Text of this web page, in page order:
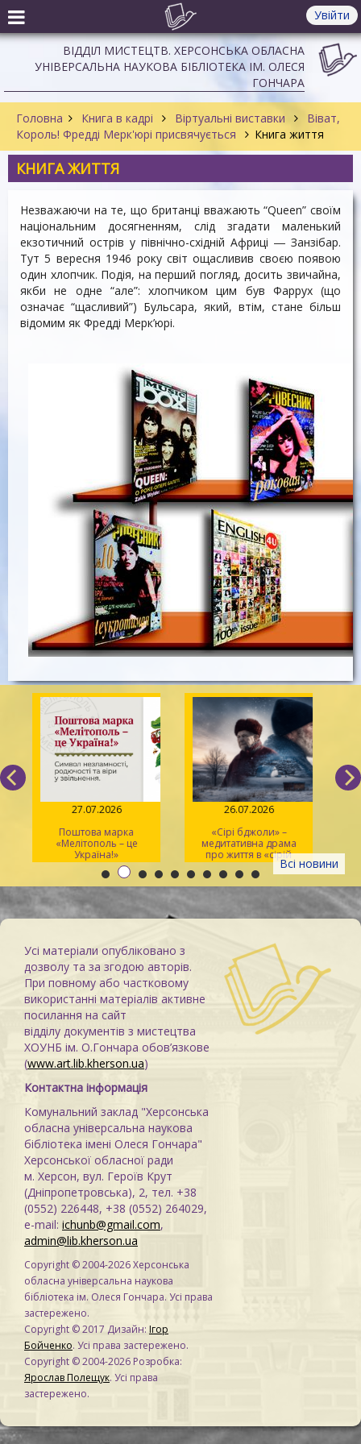
Увійти
ВІДДІЛ МИСТЕЦТВ. ХЕРСОНСЬКА ОБЛАСНА
УНІВЕРСАЛЬНА НАУКОВА БІБЛІОТЕКА ІМ. ОЛЕСЯ
ГОНЧАРА
Головна Книга в кадрі Віртуальні виставки
Віват,
Король! Фредді Мерк'юрі присвячується
Книга життя
КНИГА ЖИТТЯ
Незважаючи на те, що британці вважають “Queen” своїм
національним досягненням, слід згадати маленький
екзотичний острів у північно-східній Африці ― Занзібар.
Тут 5 вересня 1946 року світ ощасливив своєю появою
один хлопчик. Подія, на перший погляд, досить звичайна,
якби не одне “але”: хлопчиком цим був Фаррух (що
означає “щасливий”) Бульсара, який, втім, стане більш
відомим як Фредді Мерк’юрі.
Всі новини
27.07.2026
Поштова марка
«Мелітополь – це
Україна!»
26.07.2026
«Сірі бджоли» –
медитативна драма
про життя в «сірій
зоні»
Усі матеріали опубліковано з
дозволу та за згодою авторів.
При повному або частковому
використанні матеріалів активне
посилання на сайт
відділу документів з мистецтва
ХОУНБ ім. О.Гончара обов’язкове
(www.art.lib.kherson.ua)
Контактна інформація
Комунальний заклад "Херсонська
обласна універсальна наукова
бібліотека імені Олеся Гончара"
Херсонської обласної ради
м. Херсон, вул. Героїв Крут
(Дніпропетровська), 2, тел. +38
(0552) 226448, +38 (0552) 264029,
e-mail: ichunb@gmail.com,
admin@lib.kherson.ua
Copyright © 2004-2026 Херсонська
обласна універсальна наукова
бібліотека ім. Олеся Гончара. Усі права
застережено.
Copyright © 2017 Дизайн: Ігор
Бойченко. Усі права застережено.
Copyright © 2004-2026 Розробка:
Ярослав Полещук. Усі права
застережено.